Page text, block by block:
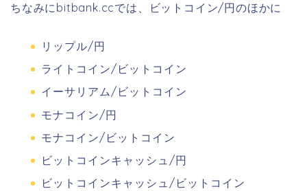
ちなみにbitbank.ccでは、ビットコイン/円のほかに
リップル/円
ライトコイン/ビットコイン
イーサリアム/ビットコイン
モナコイン/円
モナコイン/ビットコイン
ビットコインキャッシュ/円
ビットコインキャッシュ/ビットコイン